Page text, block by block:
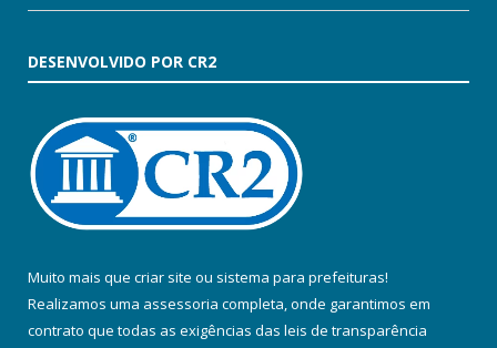
DESENVOLVIDO POR CR2
Muito mais que criar site ou sistema para prefeituras!
Realizamos uma assessoria completa, onde garantimos em
contrato que todas as exigências das leis de transparência